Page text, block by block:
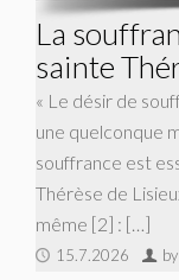
La
sainte
« Le désir de
une quelconque
souffrance est
Thérèse de
même [2] : […]
15.7.2026